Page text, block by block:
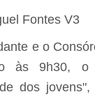
e o
às 9h30, o
dos